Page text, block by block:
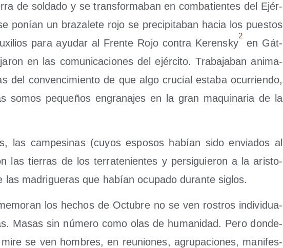
de sol­da­do y se trans­for­ma­ban en com­ba­tien­tes del Ejér­
ponían un bra­za­le­te rojo se pre­ci­pi­ta­ban hacia los pues­tos
para ayu­dar al Fren­te Rojo con­tra Kerensky
2
en Gát­
en las comu­ni­ca­cio­nes del ejér­ci­to. Tra­ba­ja­ban ani­ma­
del con­ven­ci­mien­to de que algo cru­cial esta­ba ocu­rrien­do,
somos peque­ños engra­na­jes en la gran maqui­na­ria de la
las cam­pe­si­nas (cuyos espo­sos habían sido envia­dos al
las tie­rras de los terra­te­nien­tes y per­si­guie­ron a la aris­to­
las madri­gue­ras que habían ocu­pa­do duran­te siglos.
los hechos de Octu­bre no se ven ros­tros indi­vi­dua­
Masas sin núme­ro como olas de huma­ni­dad. Pero don­de­
se ven hom­bres, en reunio­nes, agru­pa­cio­nes, mani­fes­